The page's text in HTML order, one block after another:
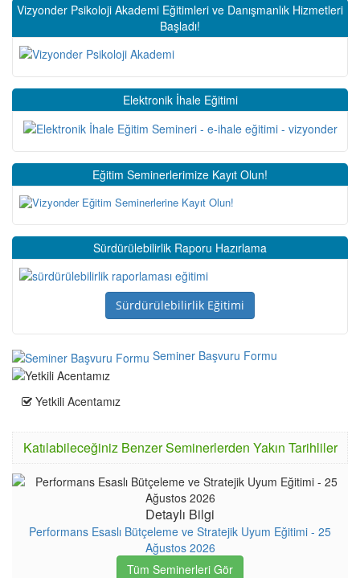
Vizyonder Psikoloji Akademi Eğitimleri ve Danışmanlık Hizmetleri
Başladı!
Elektronik İhale Eğitimi
Eğitim Seminerlerimize Kayıt Olun!
Sürdürülebilirlik Raporu Hazırlama
Sürdürülebilirlik Eğitimi
Seminer Başvuru Formu
Yetkili Acentamız
Katılabileceğiniz Benzer Seminerlerden Yakın Tarihliler
Detaylı Bilgi
Performans Esaslı Bütçeleme ve Stratejik Uyum Eğitimi - 25
Ağustos 2026
Tüm Seminerleri Gör